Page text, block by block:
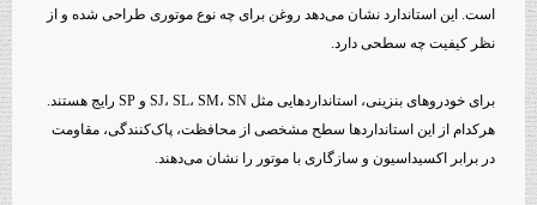
است. این استاندارد نشان می‌دهد روغن برای چه نوع موتوری طراحی شده و از
نظر کیفیت چه سطحی دارد.
برای خودروهای بنزینی، استانداردهایی مثل SJ، SL، SM، SN و SP رایج هستند.
هرکدام از این استانداردها سطح مشخصی از محافظت، پاک‌کنندگی، مقاومت
در برابر اکسیداسیون و سازگاری با موتور را نشان می‌دهند.